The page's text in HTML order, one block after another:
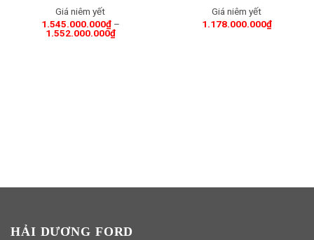
1.545.000.000₫–
1.552.000.000₫
1.178.000.000₫
HẢI DƯƠNG FORD